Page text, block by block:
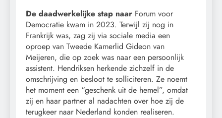
De daadwerkelijke stap naar Forum voor
Democratie kwam in 2023. Terwijl zij nog in
Frankrijk was, zag zij via sociale media een
oproep van Tweede Kamerlid Gideon van
Meijeren, die op zoek was naar een persoonlijk
assistent. Hendriksen herkende zichzelf in de
omschrijving en besloot te solliciteren. Ze noemt
het moment een “geschenk uit de hemel”, omdat
zij en haar partner al nadachten over hoe zij de
terugkeer naar Nederland konden realiseren.